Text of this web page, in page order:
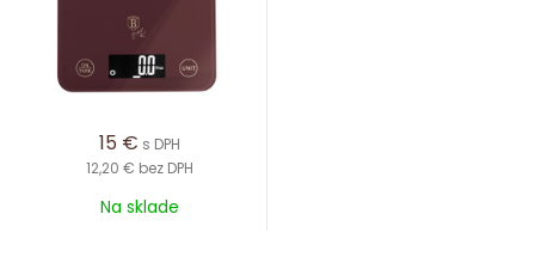
15 € s DPH
12,20 € bez DPH
Na sklade